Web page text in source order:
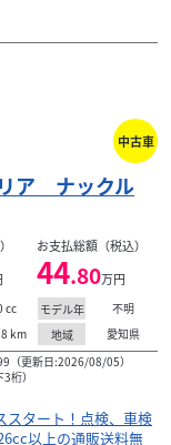
バイク王
ル フルノーマ
）
６５０－ ◆球数の
デル！ お引き渡し
品も無償修理いたし
中古車
ア ナックル
お支払総額（税込）
44.80万円
cc モデル年
不明
km 地域
愛知県
（更新日:2026/08/05）
桁）
スタート！点検、車検
以上の通販送料無